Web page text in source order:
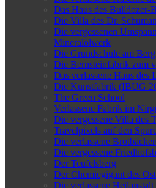
Das Haus des Bulldozer-
Die Villa des Dr.
Die vergessenen
Mineralölwerk
Die Grundschule am Berg
Die Bernsteinfabrik zum
Das verlassene Haus des
Die Kunstfabrik (IBUG
The Green School
Verlassene Fabrik im
Die vergessene Villa des
Travelpixels auf den
Die verlassene
Die vergessene
Der Teufelsberg
Der Chemiegigant des
Die verlassene